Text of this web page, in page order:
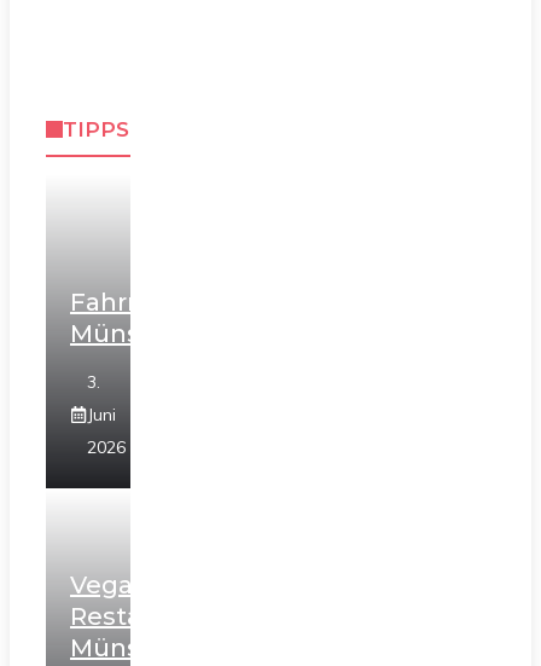
TIPPS
Fahrradtouren
Münster
3.
Juni
2026
Vegane
Restaurants
Münster